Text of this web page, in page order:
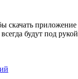
скачать приложение
будут под рукой